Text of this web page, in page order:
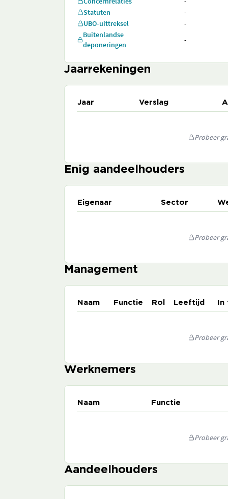
Statuten
-
UBO-uittreksel
-
Buitenlandse
deponeringen
-
Jaarrekeningen
Jaar Verslag
Probeer
Enig aandeelhouders
Eigenaar Sector
Probeer
Management
Naam Functie Rol Leeftijd
Probeer
Werknemers
Naam Functie
Probeer
Aandeelhouders